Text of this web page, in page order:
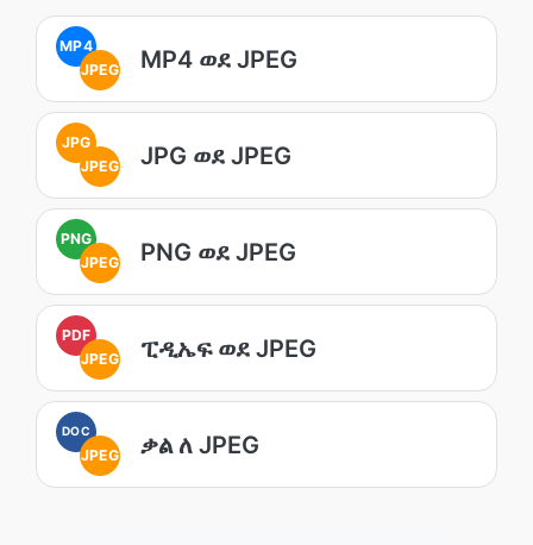
MP4
JPEG
MP4 ወደ JPEG
JPG
JPEG
JPG ወደ JPEG
PNG
JPEG
PNG ወደ JPEG
PDF
JPEG
ፒዲኤፍ ወደ JPEG
DOC
JPEG ቃል ለ JPEG